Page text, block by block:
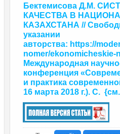
Бектемисова Д.М.
КАЧЕСТВА В
КАЗАХСТАНА //
указании
авторства: https://
nomer/ekonomicheskie-
Международная
конференция
и практика
16 марта 2018 г.). С. {